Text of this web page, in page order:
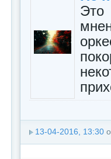
Это
13-04-2016, 13:30